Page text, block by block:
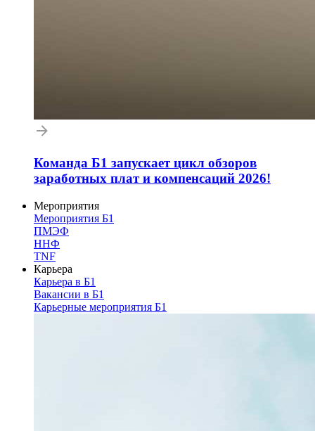
Команда Б1 запускает цикл обзоров
заработных плат и компенсаций 2026!
Мероприятия
Мероприятия Б1
ПМЭФ
ННФ
TNF
Карьера
Карьера в Б1
Вакансии в Б1
Карьерные мероприятия Б1